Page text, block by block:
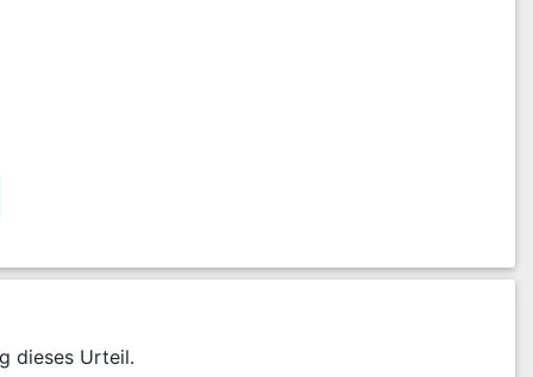
Zeile: laufende Nummer, Euro-Betrag sowie Zinsbeginn):
dieses Urteil.